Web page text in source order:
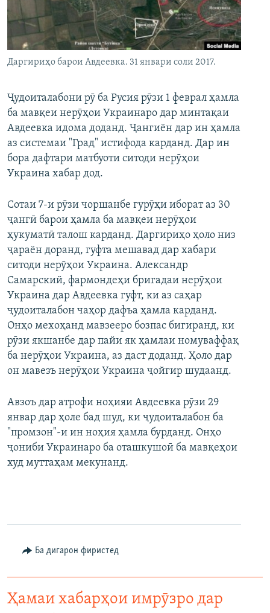
ГУЗОРИШҲОИ РАДИОӢ
Русский
Ҳамаи сомонаҳои RFE/RL
Даргириҳо барои Авдеевка. 31 январи соли 2017.
Ҷудоиталабони рӯ ба Русия рӯзи 1 феврал ҳамла
ба мавқеи нерӯҳои Украинаро дар минтақаи
Авдеевка идома доданд. Ҷангиён дар ин ҳамла
аз системаи "Град" истифода карданд. Дар ин
бора дафтари матбуоти ситоди нерӯҳои
Украина хабар дод.
Сотаи 7-и рӯзи чоршанбе гурӯҳи иборат аз 30
ҷангӣ барои ҳамла ба мавқеи нерӯҳои
ҳукуматӣ талош карданд. Даргириҳо ҳоло низ
ҷараён доранд, гуфта мешавад дар хабари
ситоди нерӯҳои Украина. Александр
Самарский, фармондеҳи бригадаи нерӯҳои
Украина дар Авдеевка гуфт, ки аз саҳар
ҷудоиталабон чаҳор дафъа ҳамла карданд.
Онҳо мехоҳанд мавзееро бозпас бигиранд, ки
рӯзи якшанбе дар пайи як ҳамлаи номуваффақ
ба нерӯҳои Украина, аз даст доданд. Ҳоло дар
он мавезъ нерӯҳои Украина ҷойгир шудаанд.
Авзоъ дар атрофи ноҳияи Авдеевка рӯзи 29
январ дар ҳоле бад шуд, ки ҷудоиталабон ба
"промзон"-и ин ноҳия ҳамла бурданд. Онҳо
ҷониби Украинаро ба оташкушоӣ ба мавқеҳои
худ муттаҳам мекунанд.
Ба дигарон фиристед
Ҳамаи хабарҳои имрӯзро дар